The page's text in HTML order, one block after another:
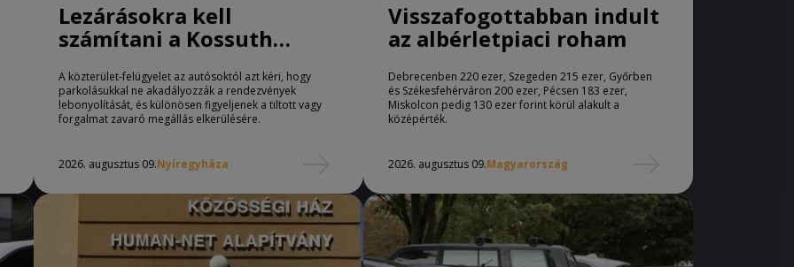
Lezárásokra kell
számítani a Kossuth
A közterület-felügyelet az autósoktól azt kéri, hogy
parkolásukkal ne akadályozzák a rendezvények
lebonyolítását, és különösen figyeljenek a tiltott vagy
forgalmat zavaró megállás elkerülésére.
2026. augusztus 09.Nyíregyháza
Visszafogottabban indult
az albérletpiaci roham
Debrecenben 220 ezer, Szegeden 215 ezer, Győrben
és Székesfehérváron 200 ezer, Pécsen 183 ezer,
Miskolcon pedig 130 ezer forint körül alakult a
középérték.
2026. augusztus 09.Magyarország